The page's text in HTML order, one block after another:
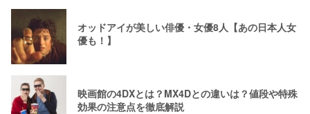
オッドアイが美しい俳優・女優8人【あの日本人女
優も！】
映画館の4DXとは？MX4Dとの違いは？値段や特殊
効果の注意点を徹底解説